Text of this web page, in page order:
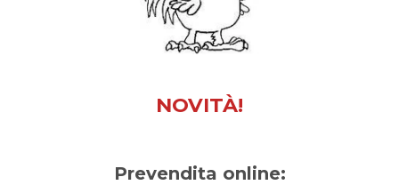
NOVITÀ!
Prevendita online: